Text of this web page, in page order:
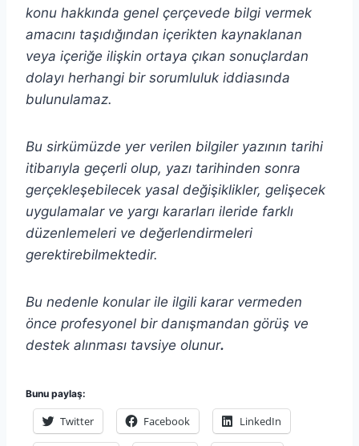
konu hakkında genel çerçevede bilgi vermek
amacını taşıdığından içerikten kaynaklanan
veya içeriğe ilişkin ortaya çıkan sonuçlardan
dolayı herhangi bir sorumluluk iddiasında
bulunulamaz.
Bu sirkümüzde yer verilen bilgiler yazının tarihi
itibarıyla geçerli olup, yazı tarihinden sonra
gerçekleşebilecek yasal değişiklikler, gelişecek
uygulamalar ve yargı kararları ileride farklı
düzenlemeleri ve değerlendirmeleri
gerektirebilmektedir.
Bu nedenle konular ile ilgili karar vermeden
önce profesyonel bir danışmandan görüş ve
destek alınması tavsiye olunur.
Bunu paylaş:
Twitter Facebook LinkedIn